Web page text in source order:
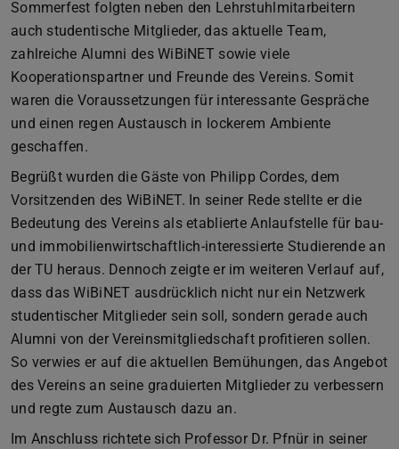
Sommerfest folgten neben den Lehrstuhlmitarbeitern
auch studentische Mitglieder, das aktuelle Team,
zahlreiche Alumni des WiBiNET sowie viele
Kooperationspartner und Freunde des Vereins. Somit
waren die Voraussetzungen für interessante Gespräche
und einen regen Austausch in lockerem Ambiente
geschaffen.
Begrüßt wurden die Gäste von Philipp Cordes, dem
Vorsitzenden des WiBiNET. In seiner Rede stellte er die
Bedeutung des Vereins als etablierte Anlaufstelle für bau-
und immobilienwirtschaftlich-interessierte Studierende an
der TU heraus. Dennoch zeigte er im weiteren Verlauf auf,
dass das WiBiNET ausdrücklich nicht nur ein Netzwerk
studentischer Mitglieder sein soll, sondern gerade auch
Alumni von der Vereinsmitgliedschaft profitieren sollen.
So verwies er auf die aktuellen Bemühungen, das Angebot
des Vereins an seine graduierten Mitglieder zu verbessern
und regte zum Austausch dazu an.
Im Anschluss richtete sich Professor Dr. Pfnür in seiner